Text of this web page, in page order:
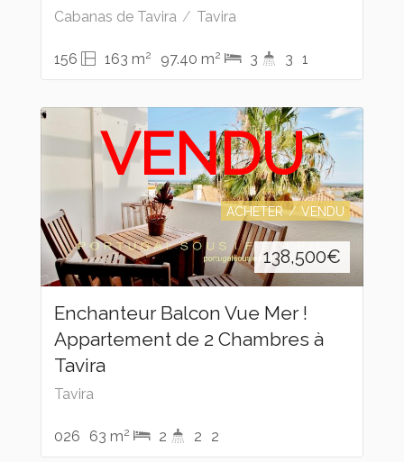
Cabanas de Tavira Tavira
156 163 m2 97.40 m2 3 3 1
VENDU
ACHETER VENDU
138,500€
Enchanteur Balcon Vue Mer !
Appartement de 2 Chambres à
Tavira
Tavira
026 63 m2 2 2 2